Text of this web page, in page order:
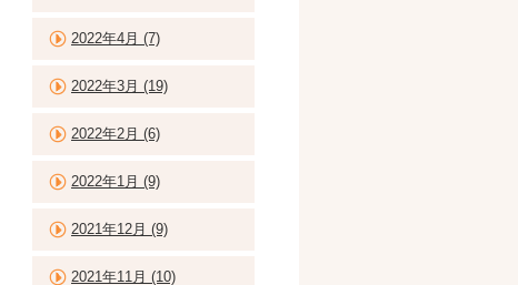
2022年4月 (7)
2022年3月 (19)
2022年2月 (6)
2022年1月 (9)
2021年12月 (9)
2021年11月 (10)